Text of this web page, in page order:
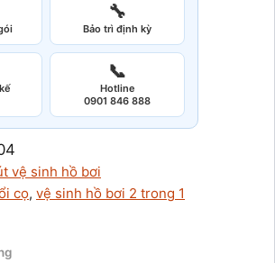
🔧
Bảo trì định kỳ
📞
Hotline
0901 846 888
vệ sinh hồ bơi
cọ, vệ sinh hồ bơi 2 trong 1